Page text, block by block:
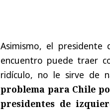
Asimismo, el
encuentro puede traer
ridículo, no le sirve de
problema para Chile
presidentes de